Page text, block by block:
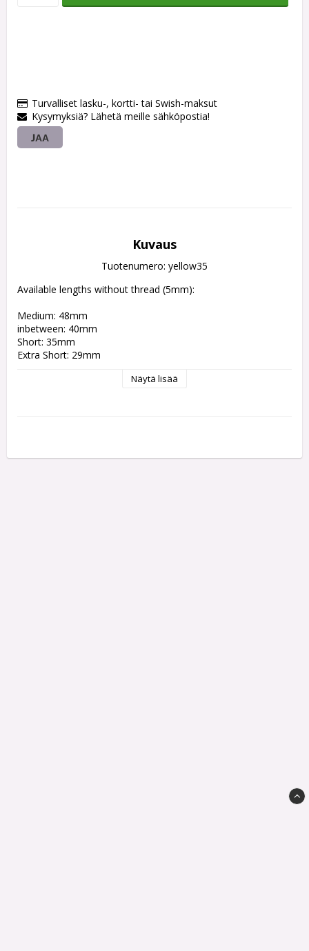
Turvalliset lasku-, kortti- tai Swish-maksut
Kysymyksiä? Lähetä meille sähköpostia!
JAA
Kuvaus
Tuotenumero: yellow35
Available lengths without thread (5mm):
Medium: 48mm
inbetween: 40mm
Short: 35mm
Extra Short: 29mm
Each pack contains 3 Shafts.Näytä lisää